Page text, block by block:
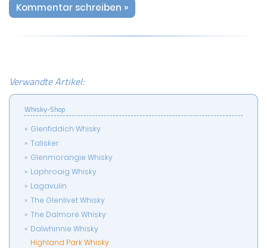
Kommentar schreiben »
Verwandte Artikel:
Whisky-Shop
Glenfiddich Whisky
Talisker
Glenmorangie Whisky
Laphroaig Whisky
Lagavulin
The Glenlivet Whisky
The Dalmore Whisky
Dalwhinnie Whisky
Highland Park Whisky